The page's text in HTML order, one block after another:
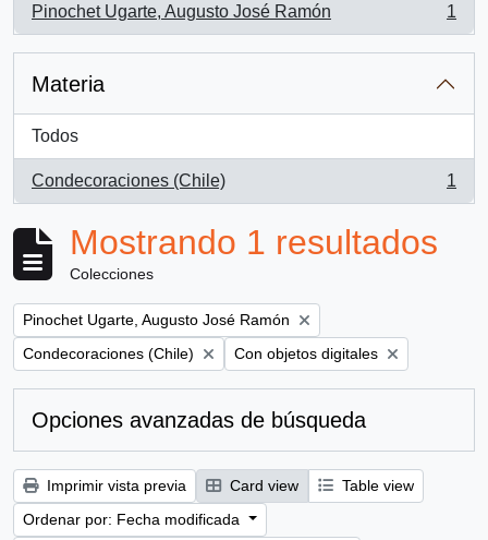
Pinochet Ugarte, Augusto José Ramón
, 1 resultados
1
Materia
Todos
Condecoraciones (Chile)
, 1 resultados
1
Mostrando 1 resultados
Colecciones
Remove filter:
Pinochet Ugarte, Augusto José Ramón
Remove filter:
Condecoraciones (Chile) Remove filter:
Con objetos digitales
Opciones avanzadas de búsqueda
Imprimir vista previa Card view
Table view
Ordenar por: Fecha modificada